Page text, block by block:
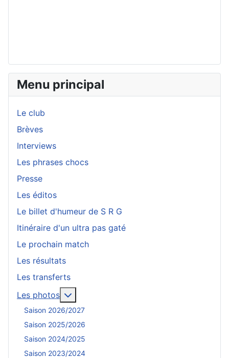
Menu principal
Le club
Brèves
Interviews
Les phrases chocs
Presse
Les éditos
Le billet d'humeur de S R G
Itinéraire d'un ultra pas gaté
Le prochain match
Les résultats
Les transferts
Les photos
Saison 2026/2027
Saison 2025/2026
Saison 2024/2025
Saison 2023/2024